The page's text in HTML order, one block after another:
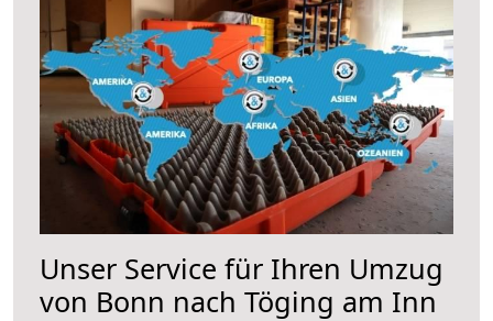
Unser Service für Ihren Umzug
von Bonn nach Töging am Inn